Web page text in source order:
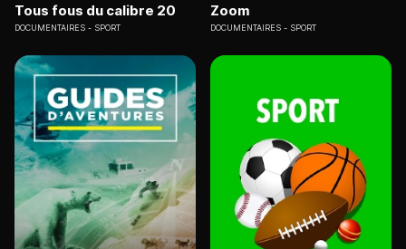
Tous fous du calibre 20
DOCUMENTAIRES SPORT
Zoom
DOCUMENTAIRES SPORT